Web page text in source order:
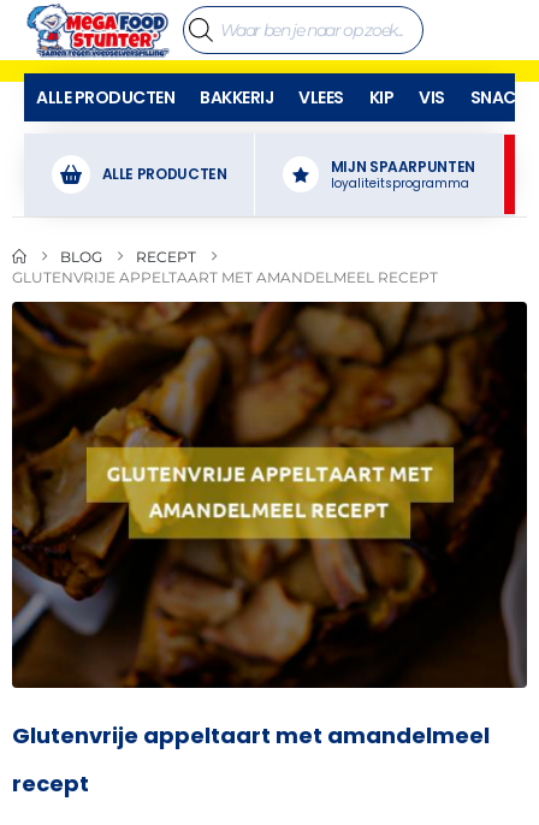
ALLE PRODUCTEN BAKKERIJ VLEES KIP VIS SNACKS
ALLE PRODUCTEN MIJN SPAARPUNTEN
loyaliteitsprogramma
BLOG
RECEPT
GLUTENVRIJE APPELTAART MET AMANDELMEEL RECEPT
Glutenvrije appeltaart met amandelmeel
recept